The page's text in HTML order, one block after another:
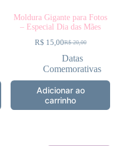
Moldura Gigante para Fotos
– Especial Dia das Mães
R$20,00
R$ 15,00
Datas
Comemorativas
Adicionar ao
carrinho